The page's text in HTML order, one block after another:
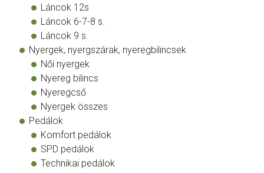
Láncok 12s
Láncok 6-7-8 s.
Láncok 9 s.
Nyergek, nyergszárak, nyeregbilincsek
Női nyergek
Nyereg bilincs
Nyeregcső
Nyergek összes
Pedálok
Komfort pedálok
SPD pedálok
Technikai pedálok